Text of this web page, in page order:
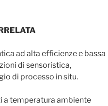
ad alta efficienze e bassa
di sensoristica,
di processo in situ.
a temperatura ambiente